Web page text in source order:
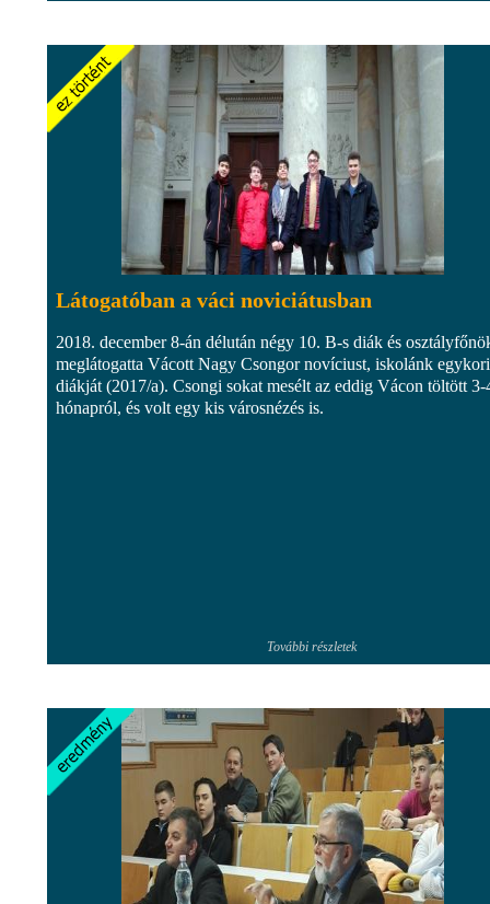
Látogatóban a váci noviciátusban
2018. december 8-án délután négy 10. B-s diák és
meglátogatta Vácott Nagy Csongor novíciust, iskolánk egykori
diákját (2017/a). Csongi sokat mesélt az eddig Vácon töltött 3-
hónapról, és volt egy kis városnézés is.
További részletek